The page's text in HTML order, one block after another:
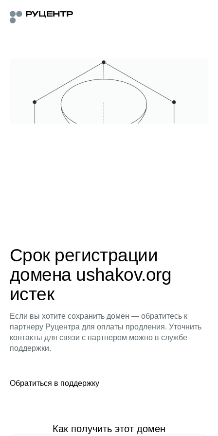
Срок регистрации
домена ushakov.org
истек
Если вы хотите сохранить домен — обратитесь к
партнеру Руцентра для оплаты продления. Уточнить
контакты для связи с партнером можно в службе
поддержки.
Обратиться в поддержку
Как получить этот домен